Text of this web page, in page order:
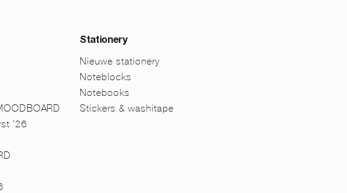
’26
Stationery
Nieuwe stationery
Noteblocks
Notebooks
Stickers & washitape